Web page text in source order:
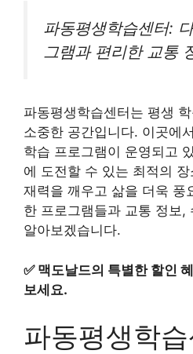
파동평생학습센터:
그램과 편리한 교통
파동평생학습센터는 평생
소중한 공간입니다. 이곳에
학습 프로그램이 운영되고
에 도전할 수 있는 최적의
재력을 깨우고 삶을 더욱 풍
한 프로그램들과 교통 정보,
알아보겠습니다.
✅ 맥도날드의 특별한 할인
보세요.
파동평생학